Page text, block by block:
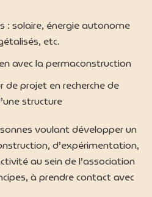
: solaire, énergie autonome
etc.
avec la permaconstruction
projet en recherche de
structure
voulant développer un
d’expérimentation,
au sein de l’association
à prendre contact avec